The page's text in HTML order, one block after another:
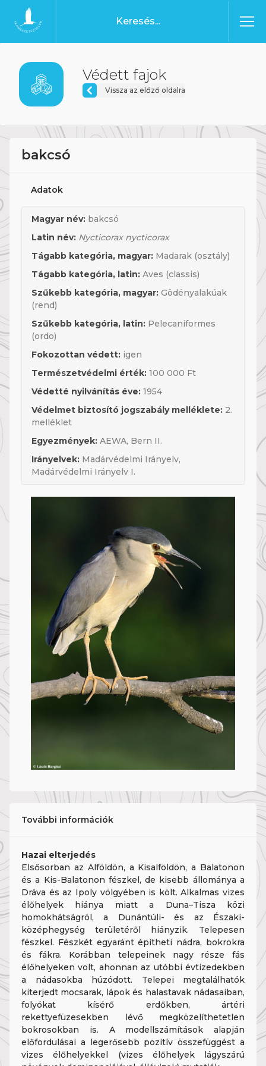
Ugrás a tartalomhoz
Főoldal
Védett fajok
Vissza az előző oldalra
bakcsó
Adatok
Magyar név: bakcsó
Latin név: Nycticorax nycticorax
Tágabb kategória, magyar: Madarak (osztály)
Tágabb kategória, latin: Aves (classis)
Szűkebb kategória, magyar: Gödényalakúak
(rend)
Szűkebb kategória, latin: Pelecaniformes
(ordo)
Fokozottan védett: igen
Természetvédelmi érték: 100 000 Ft
Védetté nyilvánítás éve: 1954
Védelmet biztosító jogszabály melléklete: 2.
melléklet
Egyezmények: AEWA, Bern II.
Irányelvek: Madárvédelmi Irányelv,
Madárvédelmi Irányelv I.
További információk
Hazai elterjedés
Elsősorban az Alföldön, a Kisalföldön, a Balatonon
és a Kis-Balatonon fészkel, de kisebb állománya a
Dráva és az Ipoly völgyében is költ. Alkalmas vizes
élőhelyek hiánya miatt a Duna–Tisza közi
homokhátságról, a Dunántúli- és az Északi-
középhegység területéről hiányzik. Telepesen
fészkel. Fészkét egyaránt építheti nádra, bokrokra
és fákra. Korábban telepeinek nagy része fás
élőhelyeken volt, ahonnan az utóbbi évtizedekben
a nádasokba húzódott. Telepei megtalálhatók
kiterjedt mocsarak, lápok és halastavak nádasaiban,
folyókat kísérő erdőkben, ártéri
rekettyefüzesekben lévő megközelíthetetlen
bokrosokban is. A modellszámítások alapján
előfordulásai a legerősebb pozitív összefüggést a
vizes élőhelyekkel (vizes élőhelyek lágyszárú